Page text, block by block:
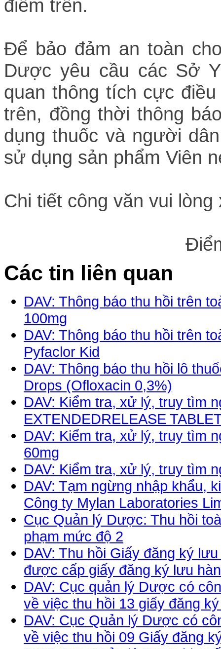
điểm trên.
Để bảo đảm an toàn
Dược yêu cầu các Sở
quan thông tích cực
trên, đồng thời thông
dụng thuốc và người
sử dụng sản phẩm Viên
Chi tiết công văn vui
Các tin liên quan
DAV: Thông báo thu hồi trên
100mg
DAV: Thông báo thu hồi trên
Pyfaclor Kid
DAV: Thông báo thu hồi lô
Drops (Ofloxacin 0,3%)
DAV: Kiểm tra, xử lý, truy tìm
EXTENDEDRELEASE
DAV: Kiểm tra, xử lý, truy tìm
60mg
DAV: Kiểm tra, xử lý, truy tìm
DAV: Tạm ngừng nhập khẩu,
Công ty Mylan Laboratories
Cục Quản lý Dược: Thu hồi
phạm mức độ 2
DAV: Thu hồi Giấy đăng ký
được cấp giấy đăng ký lưu
DAV: Cục quản lý Dược có
về việc thu hồi 13 giấy đăng
DAV: Cục Quản lý Dược có
về việc thu hồi 09 Giấy đăng